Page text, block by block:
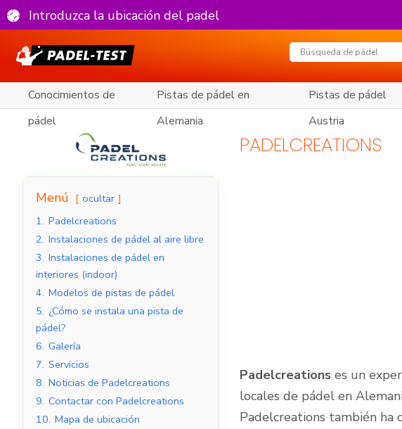
Introduzca la ubicación del padel
Conocimientos de
pádel
Pistas de pádel en
Alemania
Pistas de pádel
Austria
Menú
ocultar
1. Padelcreations
2. Instalaciones de pádel al aire libre
3. Instalaciones de pádel en
interiores (indoor)
4. Modelos de pistas de pádel
5. ¿Cómo se instala una pista de
pádel?
6. Galería
7. Servicios
8. Noticias de Padelcreations
9. Contactar con Padelcreations
10. Mapa de ubicación
PADELCREATIONS
Padelcreations es un
locales de pádel en
Padelcreations también ha
cubiertas
Pistas de pádel
libre